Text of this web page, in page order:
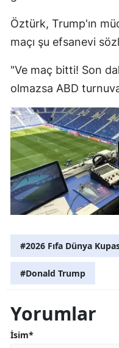
Öztürk, Trump'ın
maçı şu efsanevi
"Ve maç bitti! Son
olmazsa ABD
#2026 Fıfa Dünya
#Donald Trump
Yorumlar
İsim*